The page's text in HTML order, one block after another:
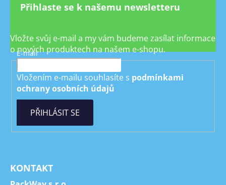
Přihlaste se k našemu newsletteru
Vložte svůj e-mail a my vám budeme zasílat informace
o nových produktech na našem e-shopu.
E-mail
Vložením e-mailu souhlasíte s podmínkami
ochrany osobních údajů
PŘIHLÁSIT SE
KONTAKT